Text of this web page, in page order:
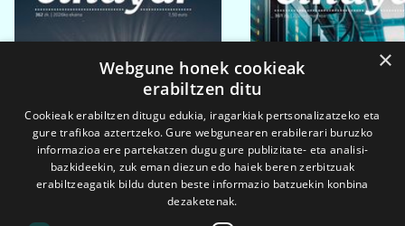
×
Webgune honek cookieak
erabiltzen ditu
Cookieak erabiltzen ditugu edukia, iragarkiak pertsonalizatzeko eta
gure trafikoa aztertzeko. Gure webgunearen erabilerari buruzko
informazioa ere partekatzen dugu gure publizitate- eta analisi-
bazkideekin, zuk eman diezun edo haiek beren zerbitzuak
erabiltzeagatik bildu duten beste informazio batzuekin konbina
dezaketenak.